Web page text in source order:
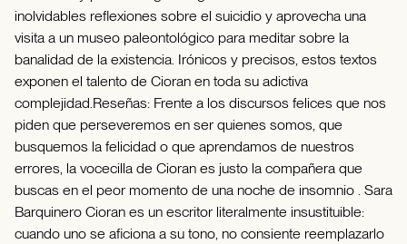
inolvidables reflexiones sobre el suicidio y aprovecha una
visita a un museo paleontológico para meditar sobre la
banalidad de la existencia. Irónicos y precisos, estos textos
exponen el talento de Cioran en toda su adictiva
complejidad.Reseñas: Frente a los discursos felices que nos
piden que perseveremos en ser quienes somos, que
busquemos la felicidad o que aprendamos de nuestros
errores, la vocecilla de Cioran es justo la compañera que
buscas en el peor momento de una noche de insomnio . Sara
Barquinero Cioran es un escritor literalmente insustituible:
cuando uno se aficiona a su tono, no consiente reemplazarlo